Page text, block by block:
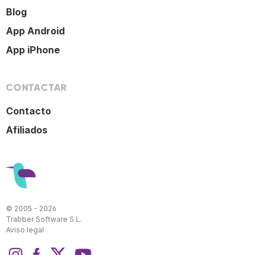
Blog
App Android
App iPhone
CONTACTAR
Contacto
Afiliados
© 2005 - 2026
Trabber Software S.L.
Aviso legal